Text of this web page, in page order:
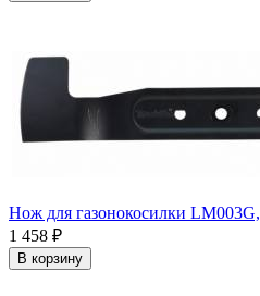
Нож для газонокосилки
1 458 ₽
В корзину